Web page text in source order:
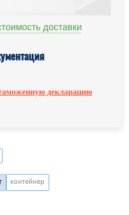
доставки
декларацию
контейнер